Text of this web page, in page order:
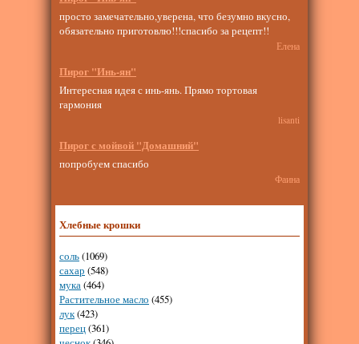
просто замечательно,уверена, что безумно вкусно,
обязательно приготовлю!!!спасибо за рецепт!!
Елена
Пирог "Инь-ян"
Интересная идея с инь-янь. Прямо тортовая
гармония
lisanti
Пирог с мойвой "Домашний"
попробуем спасибо
Фаина
Хлебные крошки
соль(1069)
сахар (548)
мука(464)
Растительное масло (455)
лук(423)
перец(361)